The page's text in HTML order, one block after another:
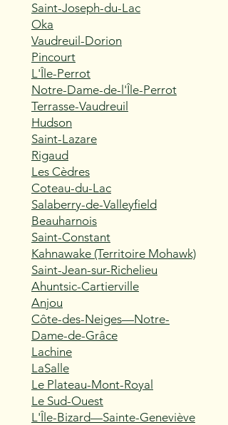
Saint-Joseph-du-Lac
Oka
Vaudreuil-Dorion
Pincourt
L'Île-Perrot
Notre-Dame-de-l'Île-Perrot
Terrasse-Vaudreuil
Hudson
Saint-Lazare
Rigaud
Les Cèdres
Coteau-du-Lac
Salaberry-de-Valleyfield
Beauharnois
Saint-Constant
Kahnawake (Territoire Mohawk)
Saint-Jean-sur-Richelieu
Ahuntsic-Cartierville
Anjou
Côte-des-Neiges—Notre-
Dame-de-Grâce
Lachine
LaSalle
Le Plateau-Mont-Royal
Le Sud-Ouest
L'Île-Bizard—Sainte-Geneviève